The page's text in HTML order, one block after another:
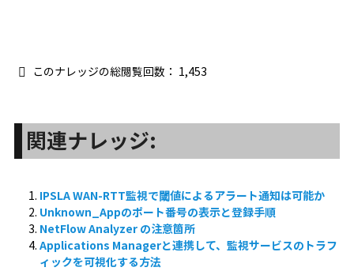
このナレッジの総閲覧回数： 1,453
関連ナレッジ:
IPSLA WAN-RTT監視で閾値によるアラート通知は可能か
Unknown_Appのポート番号の表示と登録手順
NetFlow Analyzer の注意箇所
Applications Managerと連携して、監視サービスのトラフ
ィックを可視化する方法